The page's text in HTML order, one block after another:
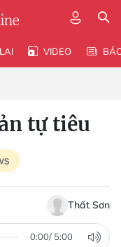
VIDEO
tự tiêu
Thất Sơn
0:00/ 5:00